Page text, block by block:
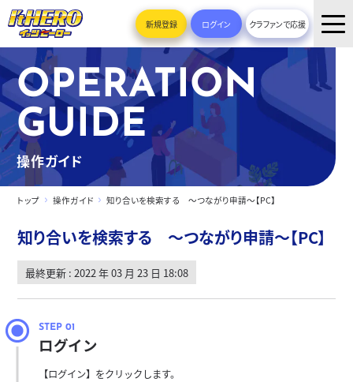
新規登録 ログイン クラファンで応援
OPERATION
GUIDE
操作ガイド
トップ 操作ガイド 知り合いを検索する ～つながり申請～【PC】
知り合いを検索する ～つながり申請～【PC】
最終更新 : 2022 年 03 月 23 日 18:08
ログイン
【ログイン】をクリックします。